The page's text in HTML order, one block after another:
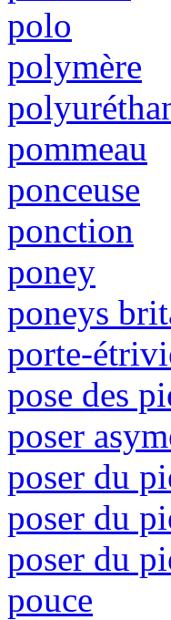
polo
polymère
pommeau
ponceuse
ponction
poney
poneys
porte-
pose des
poser
poser du
poser du
poser du
pouce